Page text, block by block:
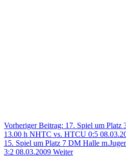
Vorheriger Beitrag: 17. Spiel um Platz
13.00 h NHTC vs. HTCU 0:5
15. Spiel um Platz 7 DM Halle
3:2 08.03.2009 Weiter